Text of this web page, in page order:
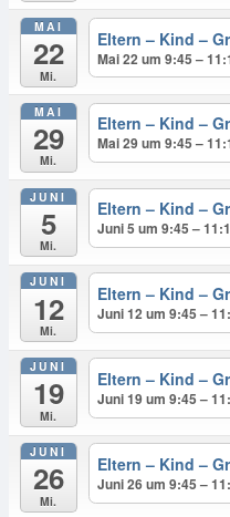
MAI
22
Mi.
Eltern – Kind –
Mai 22 um 9:45 –
MAI
29
Mi.
Eltern – Kind –
Mai 29 um 9:45 –
JUNI
5
Mi.
Eltern – Kind –
Juni 5 um 9:45 –
JUNI
12
Mi.
Eltern – Kind –
Juni 12 um 9:45 –
JUNI
19
Mi.
Eltern – Kind –
Juni 19 um 9:45 –
JUNI
26
Mi.
Eltern – Kind –
Juni 26 um 9:45 –